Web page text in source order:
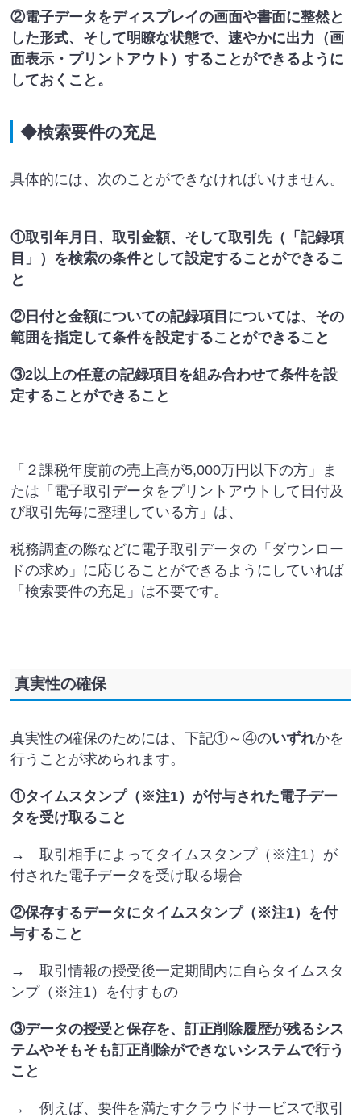
②電子データをディスプレイの画面や書面に整然と
した形式、そして明瞭な状態で、速やかに出力（画
面表示・プリントアウト）することができるように
しておくこと。
◆検索要件の充足
具体的には、次のことができなければいけません。
①取引年月日、取引金額、そして取引先（「記録項
目」）を検索の条件として設定することができるこ
と
②日付と金額についての記録項目については、その
範囲を指定して条件を設定することができること
③2以上の任意の記録項目を組み合わせて条件を設
定することができること
「２課税年度前の売上高が5,000万円以下の方」ま
たは「電子取引データをプリントアウトして日付及
び取引先毎に整理している方」は、
税務調査の際などに電子取引データの「ダウンロー
ドの求め」に応じることができるようにしていれば
「検索要件の充足」は不要です。
真実性の確保
真実性の確保のためには、下記①～④のいずれかを
行うことが求められます。
①タイムスタンプ（※注1）が付与された電子デー
タを受け取ること
→ 取引相手によってタイムスタンプ（※注1）が
付された電子データを受け取る場合
②保存するデータにタイムスタンプ（※注1）を付
与すること
→ 取引情報の授受後一定期間内に自らタイムスタ
ンプ（※注1）を付すもの
③データの授受と保存を、訂正削除履歴が残るシス
テムやそもそも訂正削除ができないシステムで行う
こと
→ 例えば、要件を満たすクラウドサービスで取引